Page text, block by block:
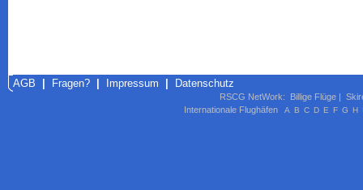
AGB Fragen? Impressum Datenschutz
RSCG NetWork: Billige Flüge |
Internationale Flughäfen
A B C D E F G H